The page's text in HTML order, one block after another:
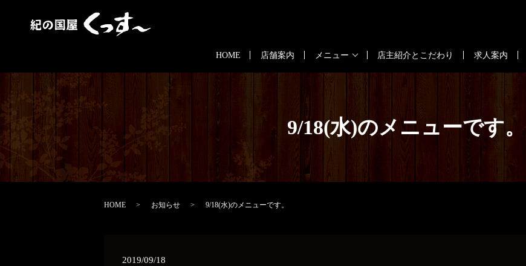
HOME 店舗案内 メニュー 店主紹介とこだわり 求人案内
9/18(水)のメニューです。
HOME お知らせ 9/18(水)のメニューです。
2019/09/18